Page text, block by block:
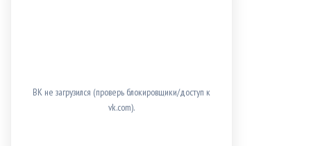
ВК не загрузился (проверь блокировщики/доступ к
vk.com).